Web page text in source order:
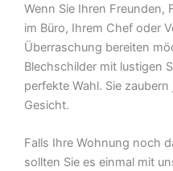
Wenn Sie Ihren Freunden,
im Büro, Ihrem Chef oder
Überraschung bereiten
Blechschilder mit lustigen
perfekte Wahl. Sie
Gesicht.
Falls Ihre Wohnung noch
sollten Sie es einmal mit